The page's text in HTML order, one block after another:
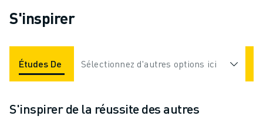
S'inspirer
Études De Cas Applications Industries
Sélectionnez d'autres options ici
S'inspirer de la réussite des autres